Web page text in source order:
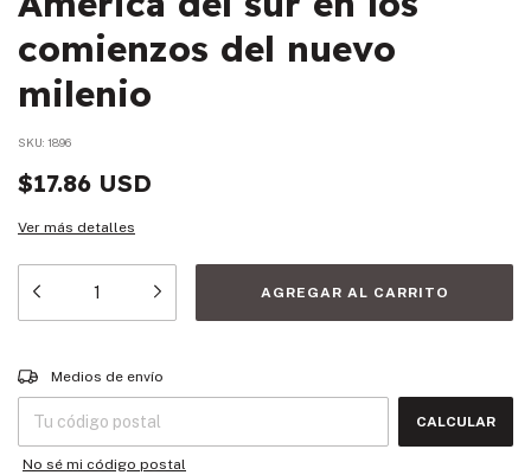
comienzos del nuevo
milenio
SKU: 1896
$17.86 USD
Ver más detalles
Entregas para el CP:
Medios de envío
CALCULAR
No sé mi código postal